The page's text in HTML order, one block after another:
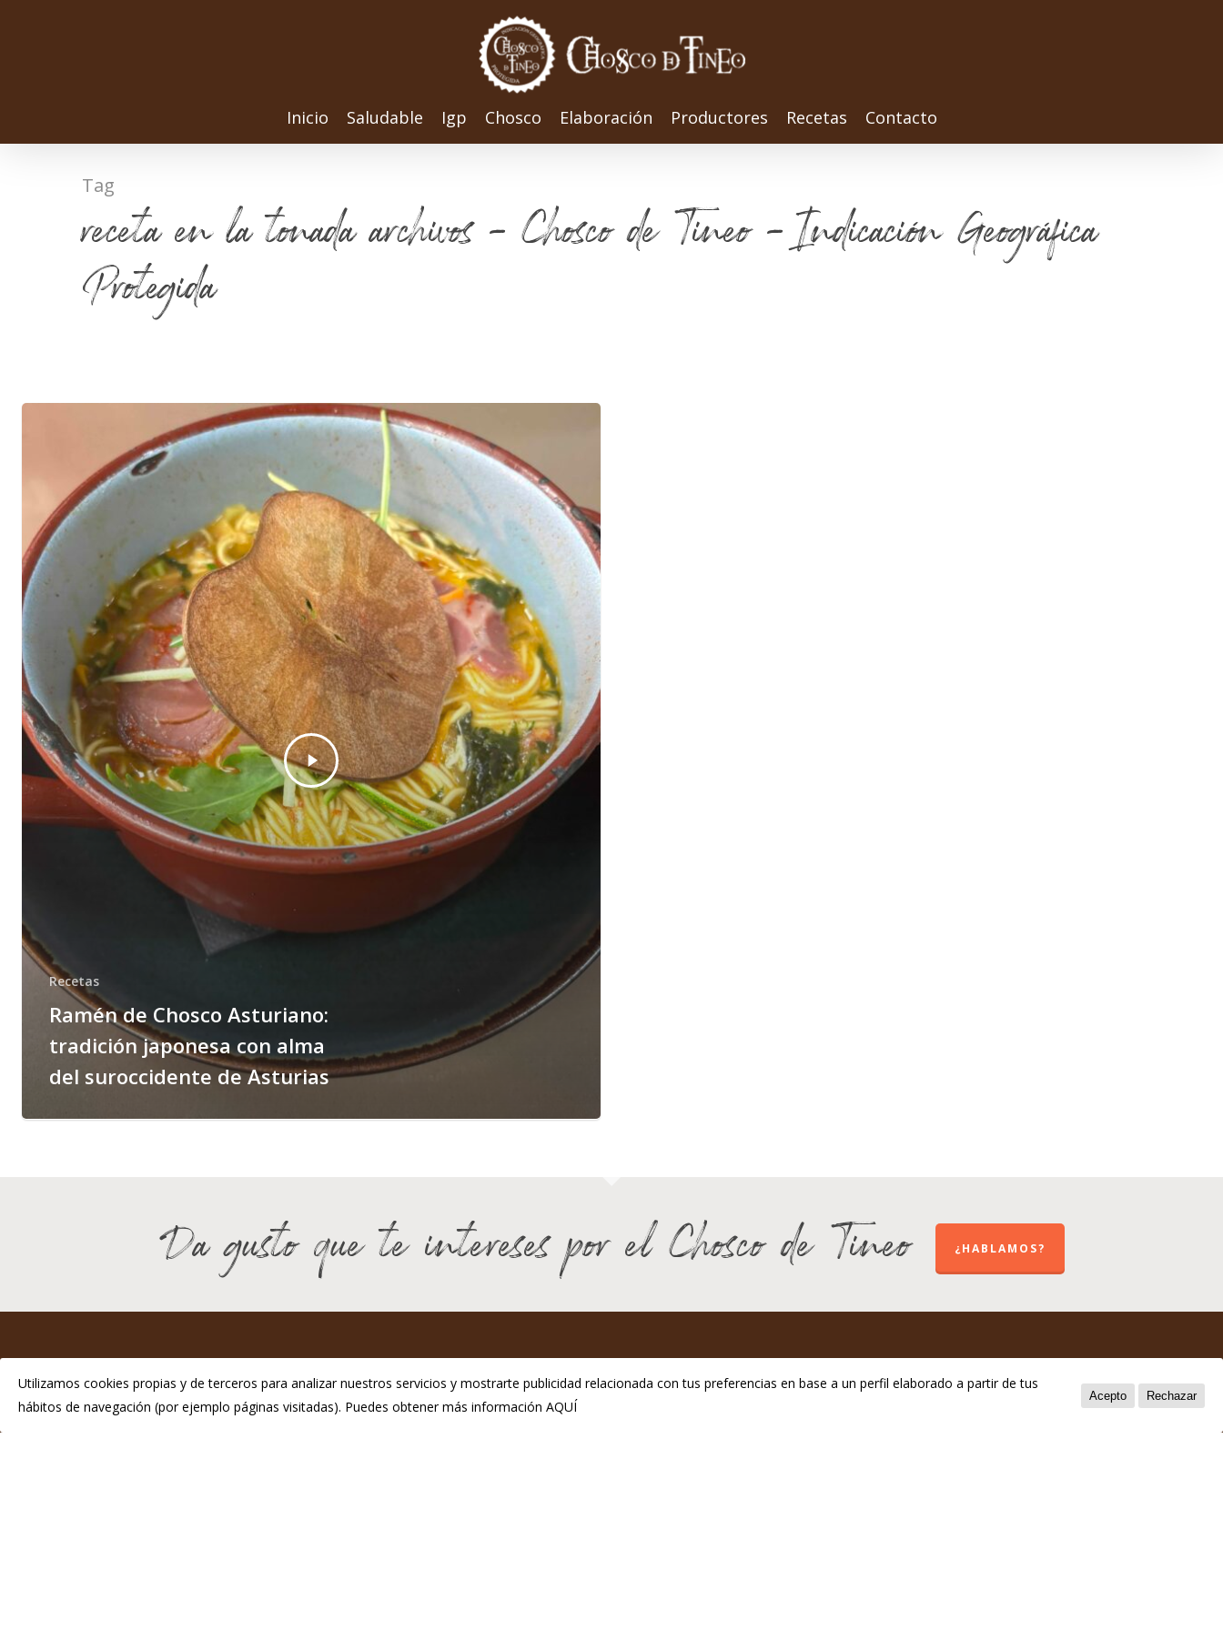
Inicio Saludable Igp Chosco Elaboración Productores Recetas Contacto
Tag
receta en la tonada archivos - Chosco de Tineo - Indicación Geográfica
Protegida
Recetas
Ramén de Chosco Asturiano:
tradición japonesa con alma
del suroccidente de Asturias
Da gusto que te intereses por el Chosco de Tineo ¿HABLAMOS?
IGP Chosco de Tineo
C.P.E. de Tineo
Pol. Ind. La Curiscada
Utilizamos cookies propias y de terceros para analizar nuestros servicios y mostrarte publicidad relacionada con tus preferencias en base a un perfil elaborado a partir de tus
hábitos de navegación (por ejemplo páginas visitadas). Puedes obtener más información AQUÍ
Acepto Rechazar